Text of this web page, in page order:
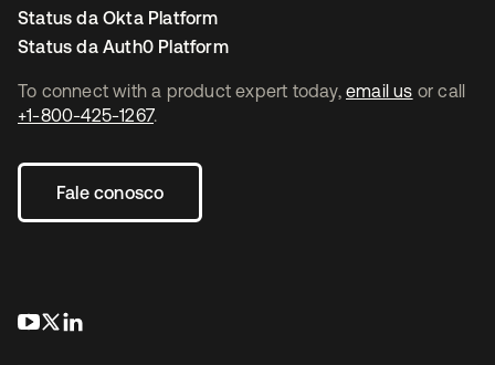
To connect with a product expert today, email us or call
+1-800-425-1267.
Fale conosco
abre em uma nova guia
abre em uma nova guia
Status da Okta Platform
Status da Auth0 Platform